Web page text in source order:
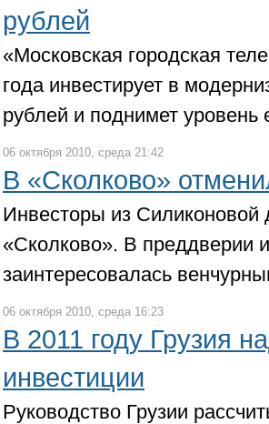
рублей
«Московская городская
года инвестирует в
рублей и поднимет
06 октября 2010, среда 21:42
В «Сколково»
Инвесторы из Силиконовой
«Сколково». В преддверии
заинтересовалась
06 октября 2010, среда 16:23
В 2011 году Грузия
инвестиции
Руководство Грузии